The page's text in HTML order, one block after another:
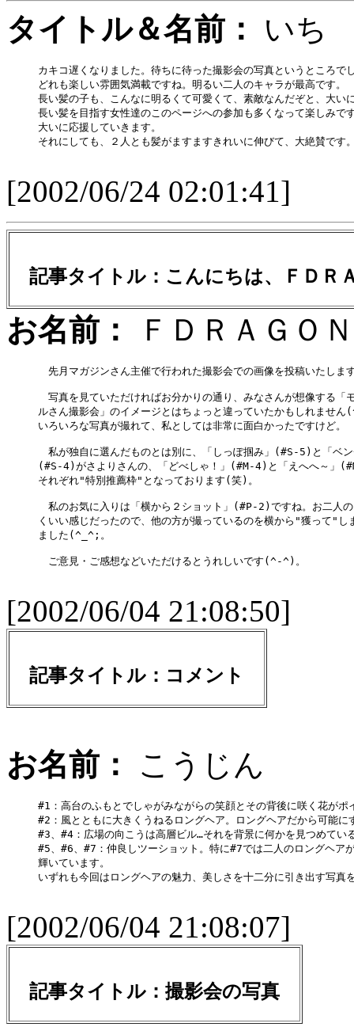
タイトル＆名前： い
カキコ遅くなりました。待ちに待った撮影会の写真というところで
どれも楽しい雰囲気満載ですね。明るい二人のキャラが最高です。
長い髪の子も、こんなに明るくて可愛くて、素敵なんだぞと、大い
長い髪を目指す女性達のこのページへの参加も多くなって楽しみで
大いに応援していきます。
それにしても、２人とも髪がますますきれいに伸びて、大絶賛です
[2002/06/24 02:01:41]
記事タイトル： こんにちは、ＦＤ
お名前： ＦＤＲＡＧ
先月マガジンさん主催で行われた撮影会での画像を投稿いたしま
写真を見ていただければお分かりの通り、みなさんが想像する「
ルさん撮影会」のイメージとはちょっと違っていたかもしれませ
いろいろな写真が撮れて、私としては非常に面白かったですけど。
私が独自に選んだものとは別に、「しっぽ掴み」(#S-5)と「ベ
(#S-4)がさよりさんの、「どべしゃ！」(#M-4)と「えへへ～」
それぞれ"特別推薦枠"となっております(笑)。
私のお気に入りは「横から２ショット」(#P-2)ですね。お二人の
くいい感じだったので、他の方が撮っているのを横から"獲って"し
ました(^_^;。
ご意見・ご感想などいただけるとうれしいです(^-^)。
[2002/06/04 21:08:50]
記事タイトル： コメント
お名前： こうじん
#1：高台のふもとでしゃがみながらの笑顔とその背後に咲く花がポ
#2：風とともに大きくうねるロングヘア。ロングヘアだから可能に
#3、#4：広場の向こうは高層ビル…それを背景に何かを見つめてい
#5、#6、#7：仲良しツーショット。特に#7では二人のロングヘア
輝いています。
いずれも今回はロングヘアの魅力、美しさを十二分に引き出す写真
[2002/06/04 21:08:07]
記事タイトル： 撮影会の写真